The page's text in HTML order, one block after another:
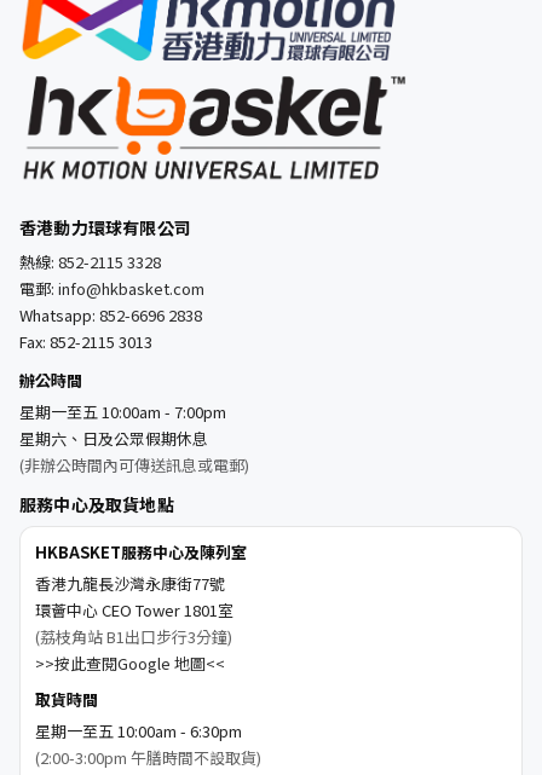
香港動力環球有限公司
熱線: 852-2115 3328
電郵: info@hkbasket.com
Whatsapp: 852-6696 2838
Fax: 852-2115 3013
辦公時間
星期一至五 10:00am - 7:00pm
星期六、日及公眾假期休息
(非辦公時間內可傳送訊息或電郵)
服務中心及取貨地點
HKBASKET服務中心及陳列室
香港九龍長沙灣永康街77號
環薈中心 CEO Tower 1801室
(荔枝角站 B1出口步行3分鐘)
>>按此查閱Google 地圖<<
取貨時間
星期一至五 10:00am - 6:30pm
(2:00-3:00pm 午膳時間不設取貨)